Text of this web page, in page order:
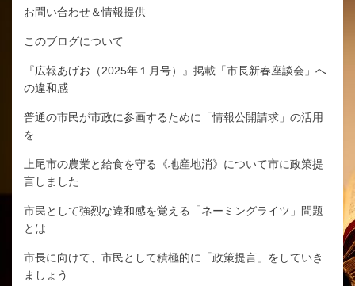
お問い合わせ＆情報提供
このブログについて
『広報あげお（2025年１月号）』掲載「市長新春座談会」へ
の違和感
普通の市民が市政に参画するために「情報公開請求」の活用
を
上尾市の農業と給食を守る《地産地消》について市に政策提
言しました
市民として強烈な違和感を覚える「ネーミングライツ」問題
とは
市長に向けて、市民として積極的に「政策提言」をしていき
ましょう